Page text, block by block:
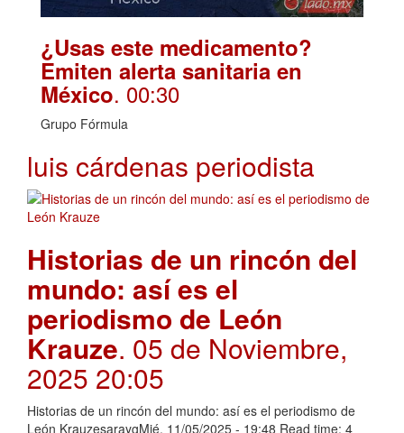
¿Usas este medicamento?
Emiten alerta sanitaria en
México. 00:30
Grupo Fórmula
luis cárdenas periodista
Historias de un rincón del
mundo: así es el
periodismo de León
Krauze. 05 de Noviembre,
2025 20:05
Historias de un rincón del mundo: así es el periodismo de
León KrauzesaraygMié, 11/05/2025 - 19:48 Read time: 4